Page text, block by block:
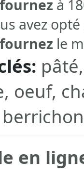
à
avez
le
oeuf,
en